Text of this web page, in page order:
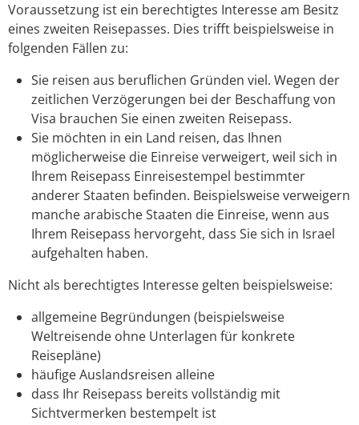
Voraussetzung ist ein berechtigtes Interesse am Besitz
eines zweiten Reisepasses. Dies trifft beispielsweise in
folgenden Fällen zu:
Sie reisen aus beruflichen Gründen viel. Wegen der
zeitlichen Verzögerungen bei der Beschaffung von
Visa brauchen Sie einen zweiten Reisepass.
Sie möchten in ein Land reisen, das Ihnen
möglicherweise die Einreise verweigert, weil sich in
Ihrem Reisepass Einreisestempel bestimmter
anderer Staaten befinden. Beispielsweise verweigern
manche arabische Staaten die Einreise, wenn aus
Ihrem Reisepass hervorgeht, dass Sie sich in Israel
aufgehalten haben.
Nicht als berechtigtes Interesse gelten beispielsweise:
allgemeine Begründungen (beispielsweise
Weltreisende ohne Unterlagen für konkrete
Reisepläne)
häufige Auslandsreisen alleine
dass Ihr Reisepass bereits vollständig mit
Sichtvermerken bestempelt ist